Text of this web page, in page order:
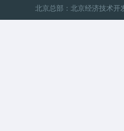
北京总部：北京经济技术开